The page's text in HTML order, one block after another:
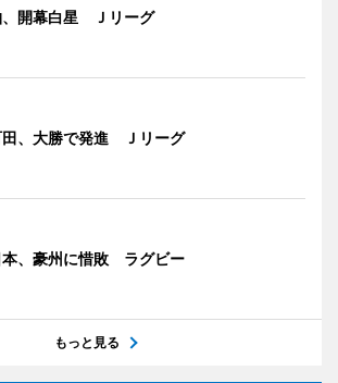
、開幕白星 Ｊリーグ
田、大勝で発進 Ｊリーグ
本、豪州に惜敗 ラグビー
もっと見る